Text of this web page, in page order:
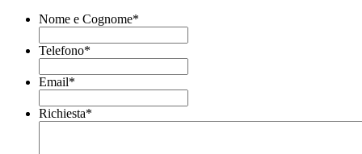
Nome e Cognome*
Telefono*
Email*
Richiesta*